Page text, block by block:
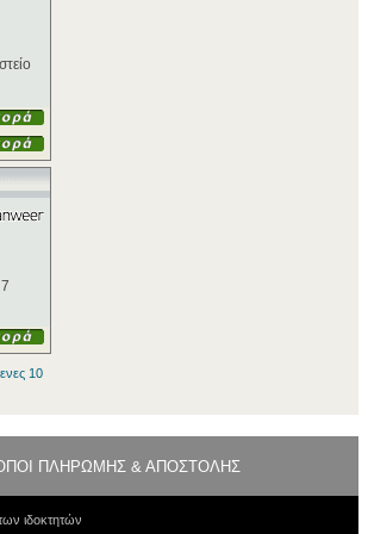
10
ΠΛΗΡΩΜΗΣ & ΑΠΟΣΤΟΛΗΣ
ιδοκτητών